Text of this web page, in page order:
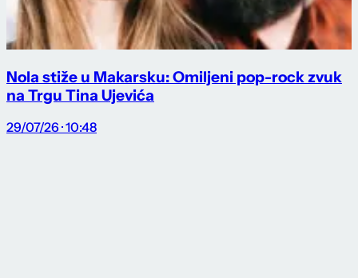
Nola stiže u Makarsku: Omiljeni pop-rock zvuk
na Trgu Tina Ujevića
29/07/26 · 10:48